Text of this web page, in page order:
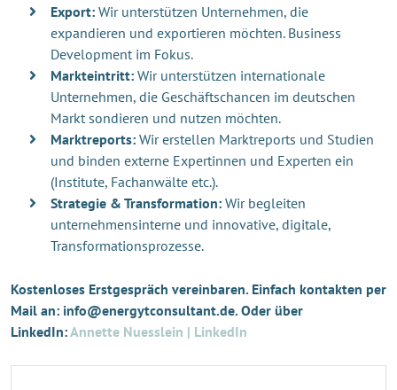
Export: Wir unterstützen Unternehmen, die
expandieren und exportieren möchten. Business
Development im Fokus.
Markteintritt: Wir unterstützen internationale
Unternehmen, die Geschäftschancen im deutschen
Markt sondieren und nutzen möchten.
Marktreports: Wir erstellen Marktreports und Studien
und binden externe Expertinnen und Experten ein
(Institute, Fachanwälte etc.).
Strategie & Transformation: Wir begleiten
unternehmensinterne und innovative, digitale,
Transformationsprozesse.
Kostenloses Erstgespräch vereinbaren. Einfach kontakten per
Mail an: info@energytconsultant.de. Oder über
LinkedIn:Annette Nuesslein | LinkedIn